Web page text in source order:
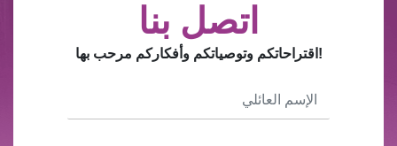
اتصل بنا
!اقتراحاتكم وتوصياتكم وأفكاركم مرحب بها